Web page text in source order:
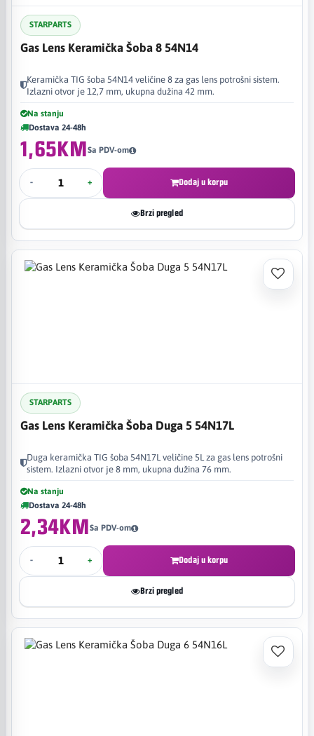
STARPARTS
Gas Lens Keramička Šoba 8 54N14
Keramička TIG šoba 54N14 veličine 8 za gas lens potrošni sistem.
Izlazni otvor je 12,7 mm, ukupna dužina 42 mm.
Na stanju
Dostava 24-48h
1,65KMSa PDV-om
- + Dodaj u korpu
Brzi pregled
STARPARTS
Gas Lens Keramička Šoba Duga 5 54N17L
Duga keramička TIG šoba 54N17L veličine 5L za gas lens potrošni
sistem. Izlazni otvor je 8 mm, ukupna dužina 76 mm.
Na stanju
Dostava 24-48h
2,34KMSa PDV-om
- + Dodaj u korpu
Brzi pregled